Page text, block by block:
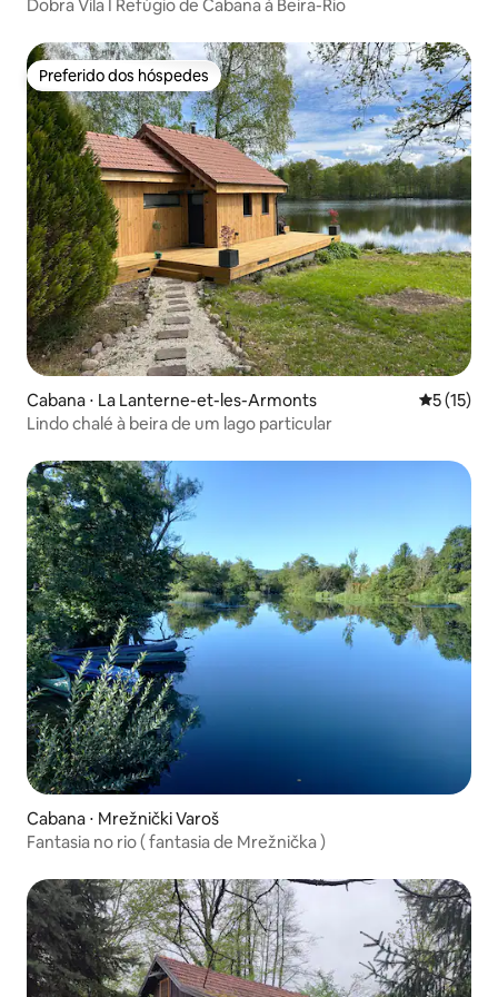
Dobra Vila I Refúgio de Cabana à Beira-Rio
Preferido dos hóspedes
Preferido dos hóspedes
Cabana ⋅ La Lanterne-et-les-Armonts 5 de uma
5 (15)
Lindo chalé à beira de um lago particular
Cabana ⋅ Mrežnički Varoš
Fantasia no rio ( fantasia de Mrežnička )